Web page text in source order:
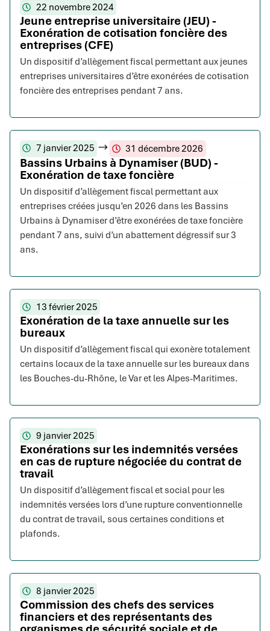
22 novembre 2024
Jeune entreprise universitaire (JEU) -
Exonération de cotisation foncière des
entreprises (CFE)
Un dispositif d’allègement fiscal permettant aux jeunes
entreprises universitaires d’être exonérées de cotisation
foncière des entreprises pendant 7 ans.
7 janvier 2025 31 décembre 2026
Bassins Urbains à Dynamiser (BUD) -
Exonération de taxe foncière
Un dispositif d’allègement fiscal permettant aux
entreprises créées jusqu’en 2026 dans les Bassins
Urbains à Dynamiser d’être exonérées de taxe foncière
pendant 7 ans, suivi d’un abattement dégressif sur 3
ans.
13 février 2025
Exonération de la taxe annuelle sur les
bureaux
Un dispositif d’allègement fiscal qui exonère totalement
certains locaux de la taxe annuelle sur les bureaux dans
les Bouches-du-Rhône, le Var et les Alpes-Maritimes.
9 janvier 2025
Exonérations sur les indemnités versées
en cas de rupture négociée du contrat de
travail
Un dispositif d’allègement fiscal et social pour les
indemnités versées lors d’une rupture conventionnelle
du contrat de travail, sous certaines conditions et
plafonds.
8 janvier 2025
Commission des chefs des services
financiers et des représentants des